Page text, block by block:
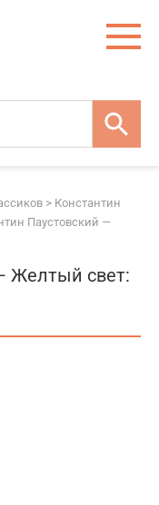
> Константин
Паустовский —
Желтый свет: